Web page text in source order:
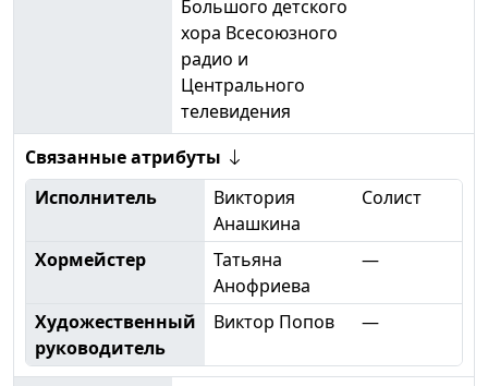
Большого детского
хора Всесоюзного
радио и
Центрального
телевидения
Связанные атрибуты
Исполнитель
Виктория
Анашкина
Солист
Хормейстер
Татьяна
Анофриева
—
Художественный
руководитель
Виктор Попов —